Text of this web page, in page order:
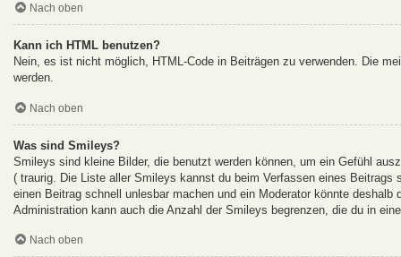
Nach oben
Kann ich HTML benutzen?
Nein, es ist nicht möglich, HTML-Code in Beiträgen zu verwenden. Die
werden.
Nach oben
Was sind Smileys?
Smileys sind kleine Bilder, die benutzt werden können, um ein Gefühl
( traurig. Die Liste aller Smileys kannst du beim Verfassen eines
einen Beitrag schnell unlesbar machen und ein Moderator könnte
Administration kann auch die Anzahl der Smileys begrenzen, die du in
Nach oben